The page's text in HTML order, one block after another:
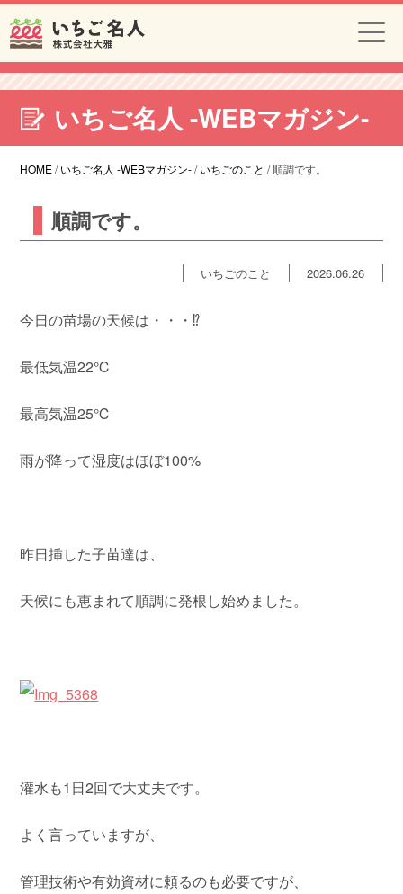
いちご名人 -WEBマガジン-
HOME/いちご名人 -WEBマガジン-/いちごのこと /順調です。
順調です。
いちごのこと 2026.06.26
今日の苗場の天候は・・・⁉︎
最低気温22℃
最高気温25℃
雨が降って湿度はほぼ100%
昨日挿した子苗達は、
天候にも恵まれて順調に発根し始めました。
灌水も1日2回で大丈夫です。
よく言っていますが、
管理技術や有効資材に頼るのも必要ですが、